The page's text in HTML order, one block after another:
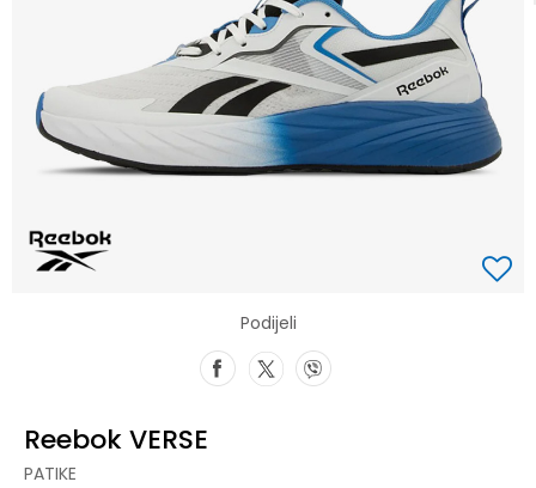
Podijeli
Reebok VERSE
PATIKE